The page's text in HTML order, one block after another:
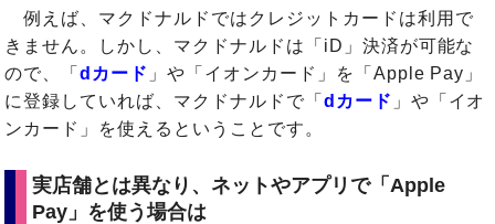
例えば、マクドナルドではクレジットカードは利用で
きません。しかし、マクドナルドは「iD」決済が可能な
ので、「dカード 」や「イオンカード」を「Apple Pay」
に登録していれば、マクドナルドで「 dカード 」や「イオ
ンカード」を使えるということです。
実店舗とは異なり、ネットやアプリで「Apple
Pay」を使う場合は